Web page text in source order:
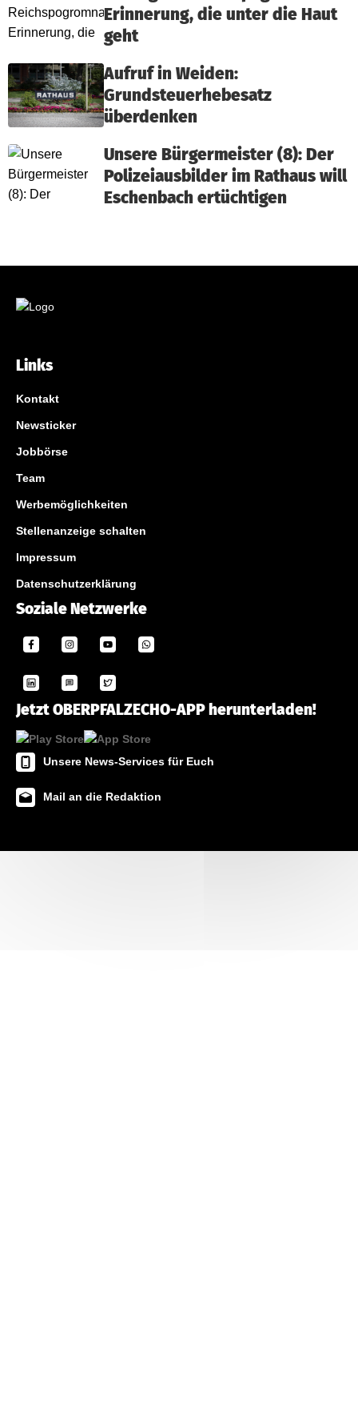
Erinnerung, die unter die Haut
geht
Aufruf in Weiden:
Grundsteuerhebesatz
überdenken
Unsere Bürgermeister (8): Der
Polizeiausbilder im Rathaus will
Eschenbach ertüchtigen
Links
Kontakt
Newsticker
Jobbörse
Team
Werbemöglichkeiten
Stellenanzeige schalten
Impressum
Datenschutzerklärung
Soziale Netzwerke
Jetzt OBERPFALZECHO-APP herunterladen!
Unsere News-Services für Euch
Mail an die Redaktion